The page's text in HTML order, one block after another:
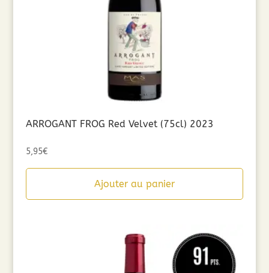
ARROGANT FROG Red Velvet (75cl) 2023
5,95€
Ajouter au panier